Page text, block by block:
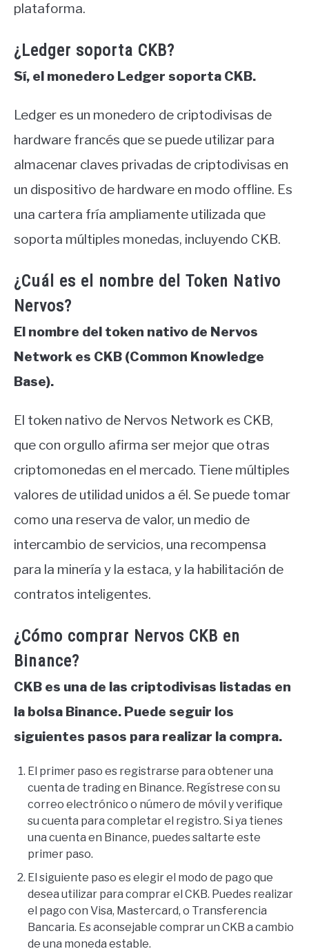
plataforma.
¿Ledger soporta CKB?
Sí, el monedero Ledger soporta CKB.
Ledger es un monedero de criptodivisas de
hardware francés que se puede utilizar para
almacenar claves privadas de criptodivisas en
un dispositivo de hardware en modo offline. Es
una cartera fría ampliamente utilizada que
soporta múltiples monedas, incluyendo CKB.
¿Cuál es el nombre del Token Nativo
Nervos?
El nombre del token nativo de Nervos
Network es CKB (Common Knowledge
Base).
El token nativo de Nervos Network es CKB,
que con orgullo afirma ser mejor que otras
criptomonedas en el mercado. Tiene múltiples
valores de utilidad unidos a él. Se puede tomar
como una reserva de valor, un medio de
intercambio de servicios, una recompensa
para la minería y la estaca, y la habilitación de
contratos inteligentes.
¿Cómo comprar Nervos CKB en
Binance?
CKB es una de las criptodivisas listadas en
la bolsa Binance. Puede seguir los
siguientes pasos para realizar la compra.
El primer paso es registrarse para obtener una
cuenta de trading en Binance. Regístrese con su
correo electrónico o número de móvil y verifique
su cuenta para completar el registro. Si ya tienes
una cuenta en Binance, puedes saltarte este
primer paso.
El siguiente paso es elegir el modo de pago que
desea utilizar para comprar el CKB. Puedes realizar
el pago con Visa, Mastercard, o Transferencia
Bancaria. Es aconsejable comprar un CKB a cambio
de una moneda estable.